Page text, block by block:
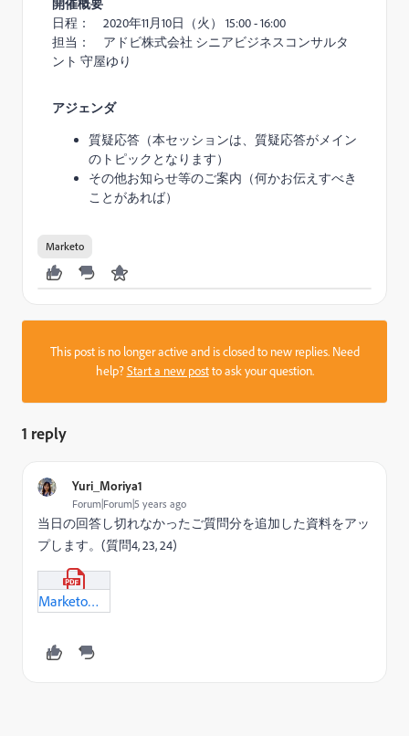
開催概要
日程： 2020年11月10日（火）
15:00 - 16:00
担当： アドビ株式会社 シニアビジネス コンサルタ
ント 守屋ゆり
アジェンダ
質疑応答（本セッションは、質疑応答がメイン
のトピックとなります）
その他お知らせ等のご案内（何かお伝えすべき
ことがあれば）
Marketo
This post is no longer active and is closed to new replies. Need
help?Start a new postto ask your question.
1 reply
Yuri_Moriya1
Forum|Forum|5 years ago
当日の回答し切れなかったご質問分を追加した資料をアッ
プします。(質問4, 23, 24)
Marketoコンサルタントオフィスアワー_-2020-11-10.pdf